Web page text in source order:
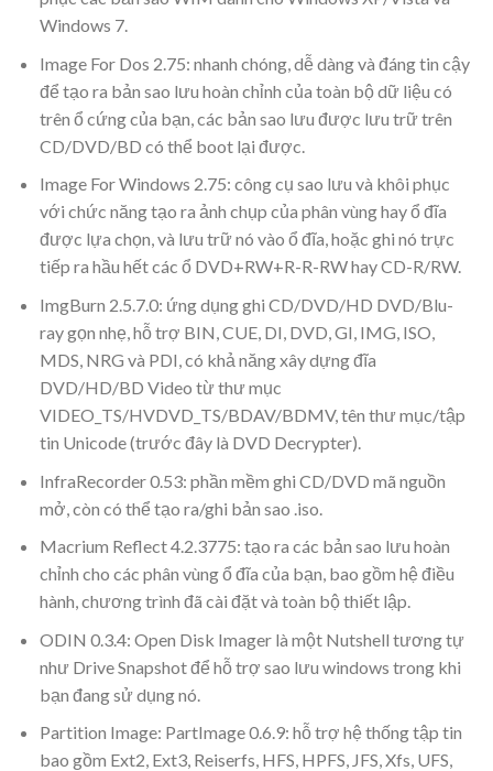
Windows 7.
Image For Dos 2.75: nhanh chóng, dễ dàng và đáng tin cậy
để tạo ra bản sao lưu hoàn chỉnh của toàn bộ dữ liệu có
trên ổ cứng của bạn, các bản sao lưu được lưu trữ trên
CD/DVD/BD có thể boot lại được.
Image For Windows 2.75: công cụ sao lưu và khôi phục
với chức năng tạo ra ảnh chụp của phân vùng hay ổ đĩa
được lựa chọn, và lưu trữ nó vào ổ đĩa, hoặc ghi nó trực
tiếp ra hầu hết các ổ DVD+RW+R-R-RW hay CD-R/RW.
ImgBurn 2.5.7.0: ứng dụng ghi CD/DVD/HD DVD/Blu-
ray gọn nhẹ, hỗ trợ BIN, CUE, DI, DVD, GI, IMG, ISO,
MDS, NRG và PDI, có khả năng xây dựng đĩa
DVD/HD/BD Video từ thư mục
VIDEO_TS/HVDVD_TS/BDAV/BDMV, tên thư mục/tập
tin Unicode (trước đây là DVD Decrypter).
InfraRecorder 0.53: phần mềm ghi CD/DVD mã nguồn
mở, còn có thể tạo ra/ghi bản sao .iso.
Macrium Reflect 4.2.3775: tạo ra các bản sao lưu hoàn
chỉnh cho các phân vùng ổ đĩa của bạn, bao gồm hệ điều
hành, chương trình đã cài đặt và toàn bộ thiết lập.
ODIN 0.3.4: Open Disk Imager là một Nutshell tương tự
như Drive Snapshot để hỗ trợ sao lưu windows trong khi
bạn đang sử dụng nó.
Partition Image: PartImage 0.6.9: hỗ trợ hệ thống tập tin
bao gồm Ext2, Ext3, Reiserfs, HFS, HPFS, JFS, Xfs, UFS,